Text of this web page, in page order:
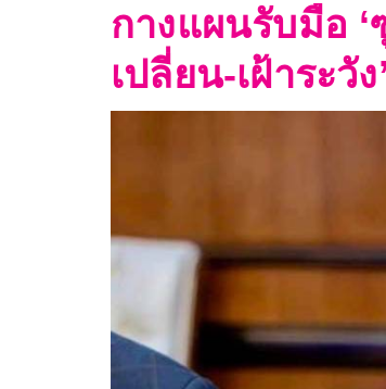
กางแผนรับมือ ‘
เปลี่ยน-เฝ้าระวัง’